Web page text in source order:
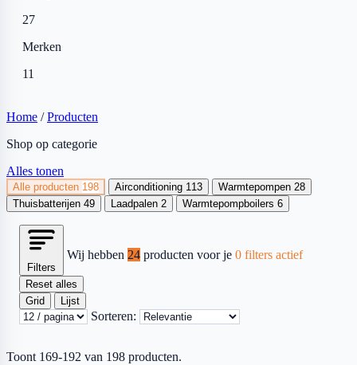
27
Merken
11
Home / Producten
Shop op categorie
Alles tonen
Alle producten 198 Airconditioning 113 Warmtepompen 28
Thuisbatterijen 49 Laadpalen 2 Warmtepompboilers 6
Filters
Wij hebben 24 producten voor je 0 filters actief
Reset alles
Grid
Lijst
Sorteren:
Toont 169-192 van 198 producten.